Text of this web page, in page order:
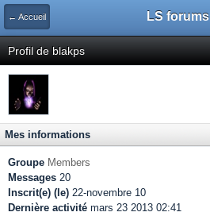
← Accueil LS forums
Profil de blakps
Mes informations
Groupe Members
Messages 20
Inscrit(e) (le) 22-novembre 10
Dernière activité mars 23 2013 02:41